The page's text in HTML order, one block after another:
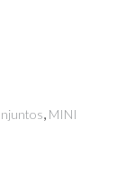
, MINI